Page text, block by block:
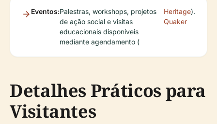
Eventos:Palestras, workshops, projetos
de ação social e visitas
educacionais disponíveis
mediante agendamento (
Heritage
Quaker
).
Detalhes Práticos para
Visitantes